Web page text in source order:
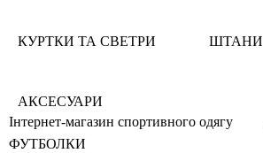
КУРТКИ ТА СВЕТРИ ШТАНИ
АКСЕСУАРИ
Інтернет-магазин спортивного одягу
ФУТБОЛКИ